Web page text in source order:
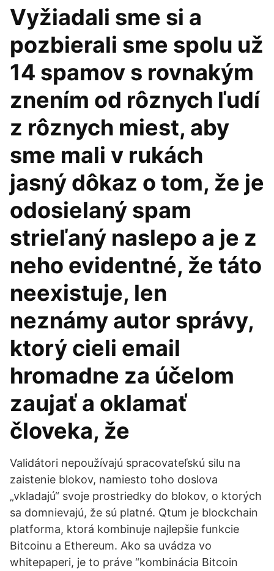
Vyžiadali sme si a
pozbierali sme spolu už
14 spamov s rovnakým
znením od rôznych ľudí
z rôznych miest, aby
sme mali v rukách
jasný dôkaz o tom, že je
odosielaný spam
strieľaný naslepo a je z
neho evidentné, že táto
neexistuje, len
neznámy autor správy,
ktorý cieli email
hromadne za účelom
zaujať a oklamať
človeka, že
Validátori nepoužívajú spracovateľskú silu na
zaistenie blokov, namiesto toho doslova
„vkladajú“ svoje prostriedky do blokov, o ktorých
sa domnievajú, že sú platné. Qtum je blockchain
platforma, ktorá kombinuje najlepšie funkcie
Bitcoinu a Ethereum. Ako sa uvádza vo
whitepaperi, je to práve “kombinácia Bitcoin